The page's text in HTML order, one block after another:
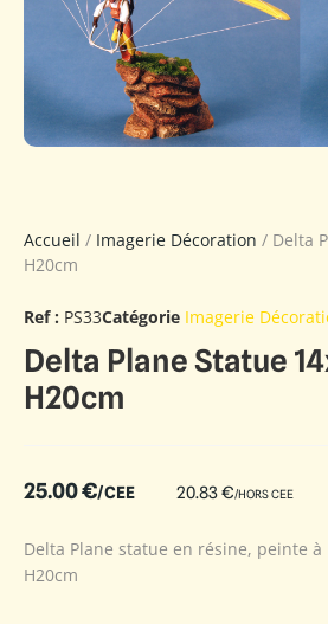
Accueil / Imagerie Décoration / Delta
H20cm
Ref : PS33Catégorie Imagerie
Delta Plane Statue
H20cm
25.00€/CEE 20.83€/HORS CEE
Delta Plane statue en résine, peinte à
H20cm